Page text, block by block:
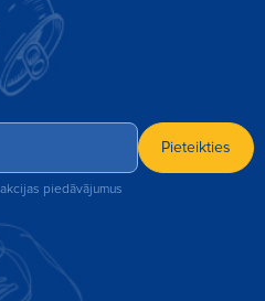
piedāvājumus
Pieteikties